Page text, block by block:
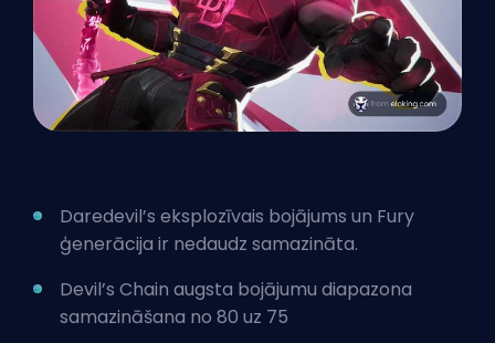
Daredevil’s eksplozīvais bojājums un Fury
ģenerācija ir nedaudz samazināta.
Devil’s Chain augsta bojājumu diapazona
samazināšana no 80 uz 75